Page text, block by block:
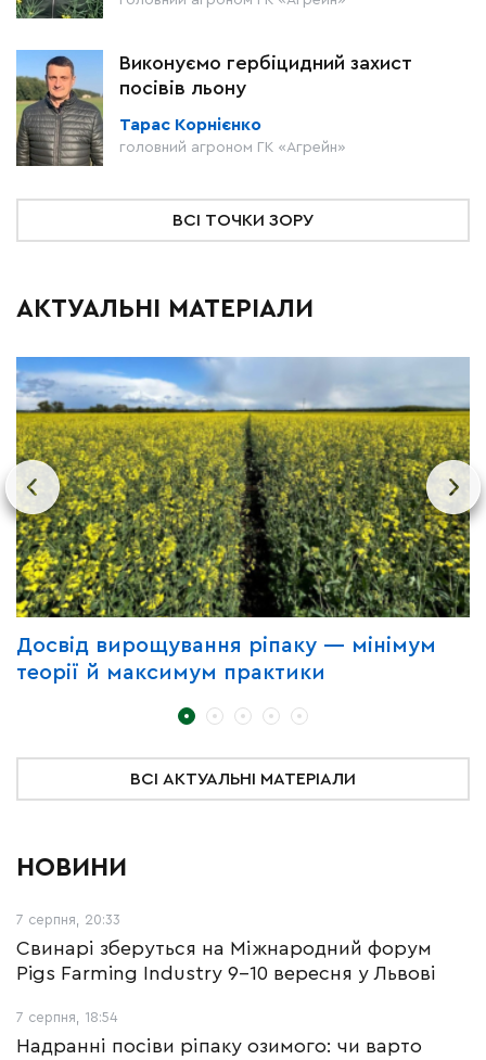
Виконуємо гербіцидний захист
посівів льону
Тарас Корнієнко
головний агроном ГК «Агрейн»
ВСІ ТОЧКИ ЗОРУ
АКТУАЛЬНІ МАТЕРІАЛИ
Досвід вирощування ріпаку — мінімум
теорії й максимум практики
ВСІ АКТУАЛЬНІ МАТЕРІАЛИ
НОВИНИ
7 серпня, 20:33
Свинарі зберуться на Міжнародний форум
Pigs Farming Industry 9-10 вересня у Львові
7 серпня, 18:54
Надранні посіви ріпаку озимого: чи варто